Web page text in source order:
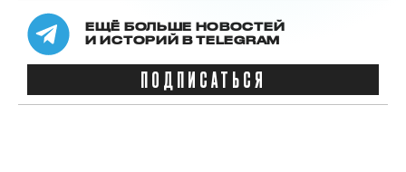
ЕЩЁ БОЛЬШЕ НОВОСТЕЙ
И ИСТОРИЙ В TELEGRAM
ПОДПИСАТЬСЯ